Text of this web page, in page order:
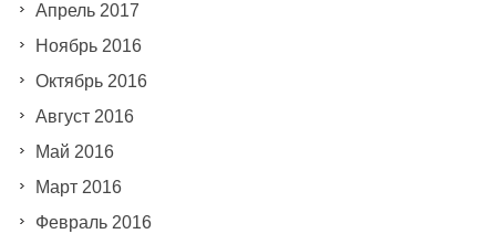
Апрель 2017
Ноябрь 2016
Октябрь 2016
Август 2016
Май 2016
Март 2016
Февраль 2016